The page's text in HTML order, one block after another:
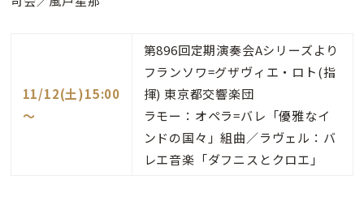
11/12(土)15:00
～
第896回定期演奏会Aシリーズより
フランソワ=グザヴィエ・ロト(指
揮) 東京都交響楽団
ラモー：オペラ=バレ「優雅なイ
ンドの国々」組曲／ラヴェル：バ
レエ音楽「ダフニスとクロエ」